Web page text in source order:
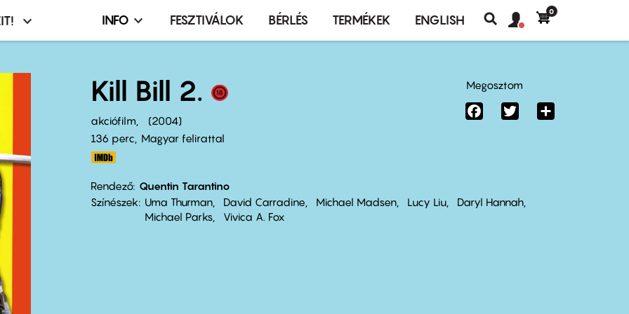
Infó,
terembérlés
menü
INFO FESZTIVÁLOK BÉRLÉS TERMÉKEK ENGLISH
Keresés
fiók
Felhasználói
0
Kill Bill 2.
akciófilm
2004
136 perc,
Magyar felirattal
Rendező Quentin Tarantino
Színészek
Uma Thurman David Carradine Michael Madsen Lucy Liu
Daryl Hannah
Michael Parks
Vivica A. Fox
Megosztom
FacebookTwitter